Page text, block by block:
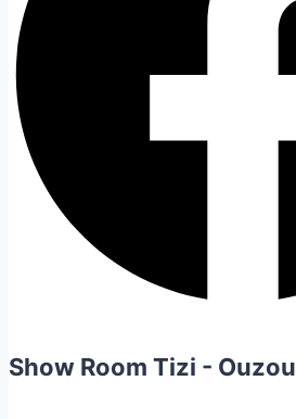
Show Room Tizi - Ouzou